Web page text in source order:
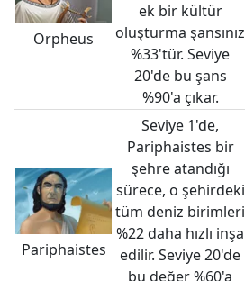
Orpheus
ek bir kültür
oluşturma şansınız
%33'tür. Seviye
20'de bu şans
%90'a çıkar.
Pariphaistes
Seviye 1'de,
Pariphaistes bir
şehre atandığı
sürece, o şehirdeki
tüm deniz birimleri
%22 daha hızlı inşa
edilir. Seviye 20'de
bu değer %60'a